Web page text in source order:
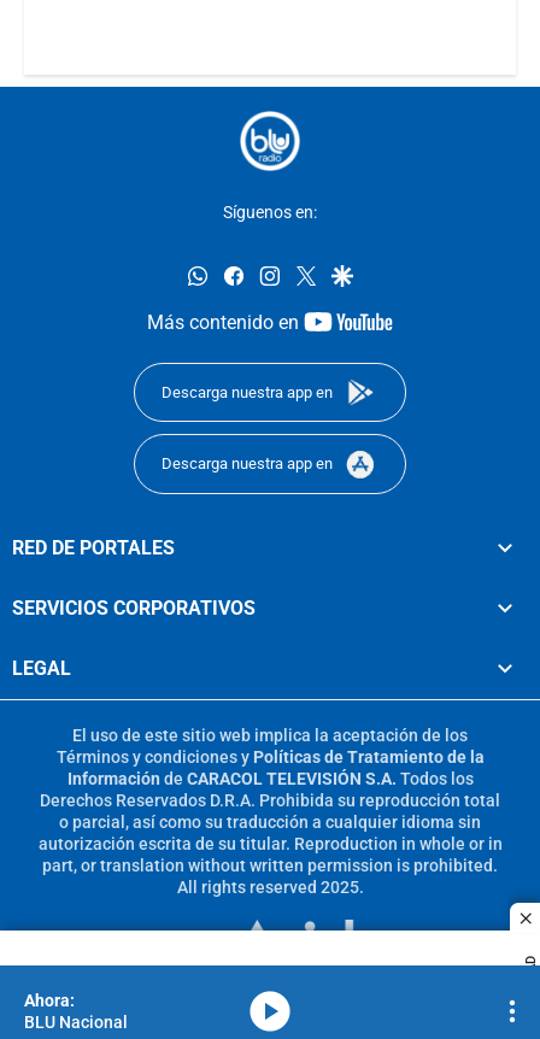
Síguenos en:
whatsappfacebookinstagram
twittergoogle
Más contenido en
youtube-
Descarga nuestra app en
Descarga nuestra app en
RED DE PORTALES
SERVICIOS CORPORATIVOS
LEGAL
El uso de este sitio web implica la aceptación de los
Términos y condicionesy Políticas de Tratamiento de la
Información de CARACOL TELEVISIÓN S.A. Todos los
Derechos Reservados D.R.A. Prohibida su reproducción total
o parcial, así como su traducción a cualquier idioma sin
autorización escrita de su titular. Reproduction in whole or in
part, or translation without written permission is prohibited.
All rights reserved 2025.
BLU Nacional